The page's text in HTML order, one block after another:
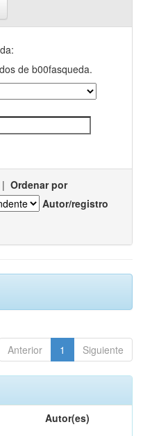
de b00fasqueda.
| Ordenar por
Autor/registro
Anterior 1 Siguiente
Autor(es)